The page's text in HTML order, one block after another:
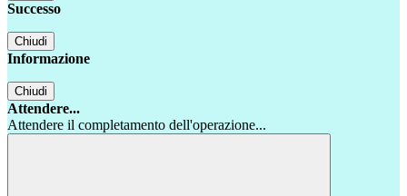
Successo
Chiudi
Informazione
Chiudi
Attendere...
Attendere il completamento dell'operazione...